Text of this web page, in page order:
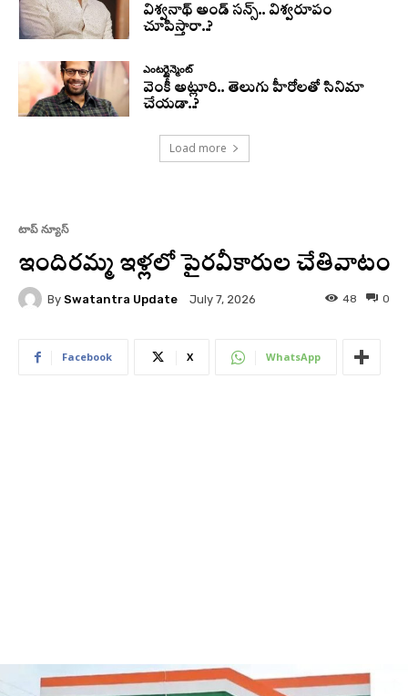
విశ్వనాథ్ అండ్ సన్స్.. విశ్వరూపం
చూపిస్తారా..?
ఎంటర్టైన్మెంట్
వెంకీ అట్లూరి.. తెలుగు హీరోలతో సినిమా
చేయడా..?
Load more